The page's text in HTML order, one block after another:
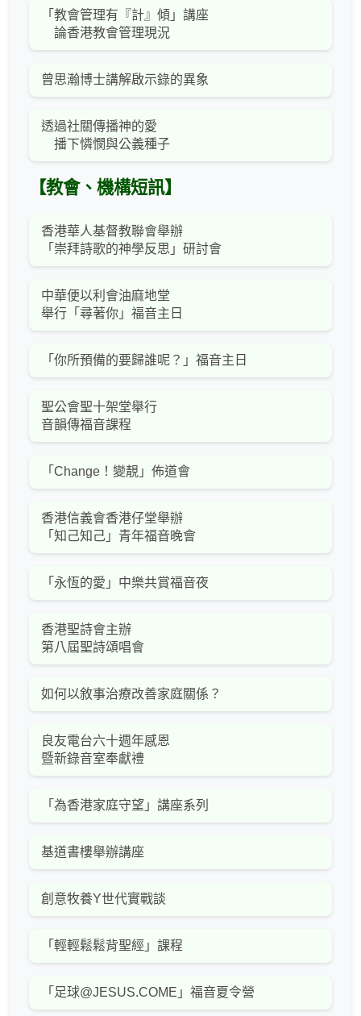
「教會管理有『計』傾」講座
論香港教會管理現況
曾思瀚博士講解啟示錄的異象
透過社關傳播神的愛
播下憐憫與公義種子
【教會、機構短訊】
香港華人基督教聯會舉辦
「崇拜詩歌的神學反思」研討會
中華便以利會油麻地堂
舉行「尋著你」福音主日
「你所預備的要歸誰呢？」福音主日
聖公會聖十架堂舉行
音韻傳福音課程
「Change！變靚」佈道會
香港信義會香港仔堂舉辦
「知己知己」青年福音晚會
「永恆的愛」中樂共賞福音夜
香港聖詩會主辦
第八屆聖詩頌唱會
如何以敘事治療改善家庭關係？
良友電台六十週年感恩
暨新錄音室奉獻禮
「為香港家庭守望」講座系列
基道書樓舉辦講座
創意牧養Y世代實戰談
「輕輕鬆鬆背聖經」課程
「足球@JESUS.COME」福音夏令營